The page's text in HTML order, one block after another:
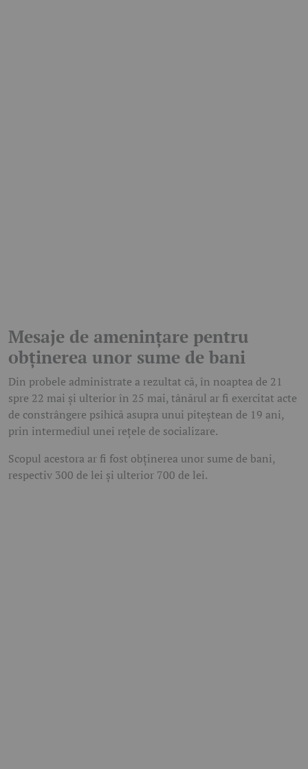
Mesaje de amenințare pentru
obținerea unor sume de bani
Din probele administrate a rezultat că, în noaptea de 21
spre 22 mai și ulterior în 25 mai, tânărul ar fi exercitat acte
de constrângere psihică asupra unui piteștean de 19 ani,
prin intermediul unei rețele de socializare.
Scopul acestora ar fi fost obținerea unor sume de bani,
respectiv 300 de lei și ulterior 700 de lei.